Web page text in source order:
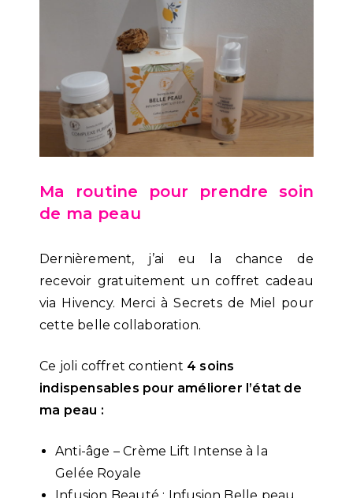
Ma routine pour prendre soin
de ma peau
Dernièrement, j’ai eu la chance de
recevoir gratuitement un coffret cadeau
via Hivency. Merci à Secrets de Miel pour
cette belle collaboration.
Ce joli coffret contient 4 soins
indispensables pour améliorer l’état de
ma peau :
Anti-âge – Crème Lift Intense à la
Gelée Royale